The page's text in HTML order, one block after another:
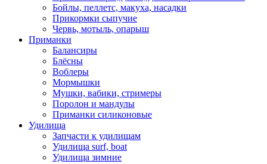
Бойлы, пеллетс, макуха, насадки
Прикормки сыпучие
Червь, мотыль, опарыш
Приманки
Балансиры
Блёсны
Воблеры
Мормышки
Мушки, вабики, стримеры
Поролон и мандулы
Приманки силиконовые
Удилища
Запчасти к удилищам
Удилища surf, boat
Удилища зимние